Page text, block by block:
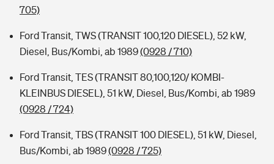
705)
Ford Transit, TWS (TRANSIT 100,120 DIESEL), 52 kW,
Diesel, Bus/Kombi, ab 1989(0928 / 710)
Ford Transit, TES (TRANSIT 80,100,120/ KOMBI-
KLEINBUS DIESEL), 51 kW, Diesel, Bus/Kombi, ab 1989
(0928 / 724)
Ford Transit, TBS (TRANSIT 100 DIESEL), 51 kW, Diesel,
Bus/Kombi, ab 1989(0928 / 725)